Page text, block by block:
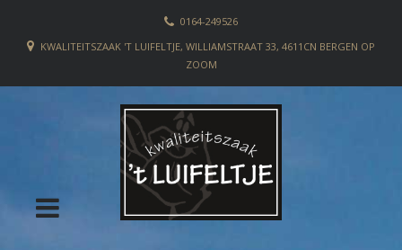
0164-249526
KWALITEITSZAAK 'T LUIFELTJE, WILLIAMSTRAAT 33, 4611CN BERGEN OP
ZOOM